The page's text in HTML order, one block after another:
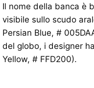
Il nome della banca è
visibile sullo scudo
Persian Blue, #
del globo, i designer
Yellow, # FFD200).